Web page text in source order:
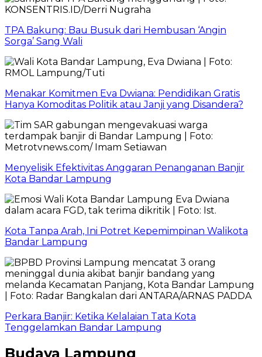
TPA Bakung: Bau Busuk dari Hembusan ‘Angin
Sorga’ Sang Wali
Menakar Komitmen Eva Dwiana: Pendidikan Gratis
Hanya Komoditas Politik atau Janji yang Disandera?
Menyelisik Efektivitas Anggaran Penanganan Banjir
Kota Bandar Lampung
Kota Tanpa Arah, Ini Potret Kepemimpinan Walikota
Bandar Lampung
Perkara Banjir: Ketika Kelalaian Tata Kota
Tenggelamkan Bandar Lampung
Budaya Lampung